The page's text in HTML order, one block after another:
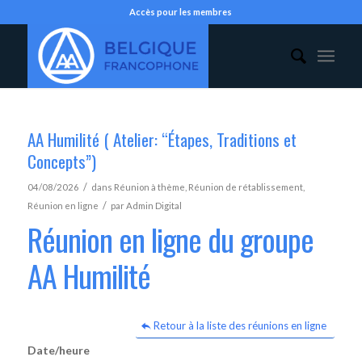
Accès pour les membres
AA Humilité ( Atelier: “Étapes, Traditions et
Concepts”)
04/08/2026 / dans Réunion à thème Réunion de rétablissement,
Réunion en ligne / parAdmin Digital
Réunion en ligne du groupe
AA Humilité
Retour à la liste des réunions en ligne
Date/heure